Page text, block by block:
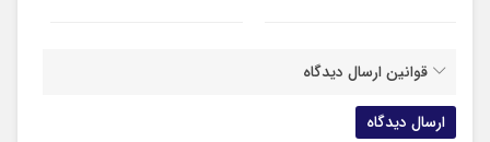
قوانین ارسال دیدگاه